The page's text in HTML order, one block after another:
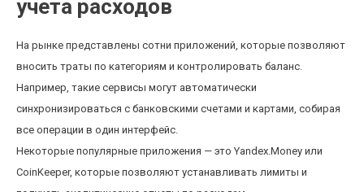
учета расходов
На рынке представлены сотни приложений, которые позволяют
вносить траты по категориям и контролировать баланс.
Например, такие сервисы могут автоматически
синхронизироваться с банковскими счетами и картами, собирая
все операции в один интерфейс.
Некоторые популярные приложения — это Yandex.Money или
CoinKeeper, которые позволяют устанавливать лимиты и